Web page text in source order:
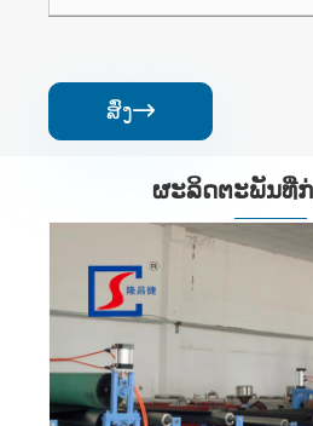
ສົ່ງ
ຜະ​ລິດ​ຕະ​ພັນ​ທີ່​